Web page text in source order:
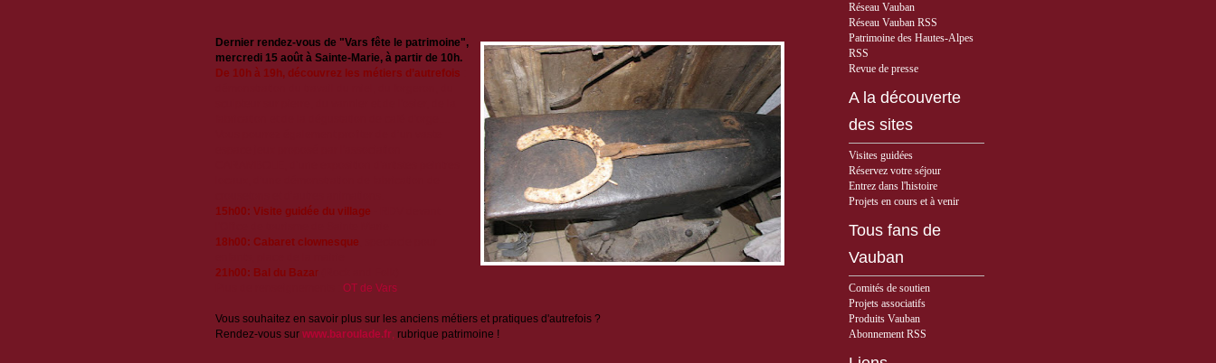
Dernier rendez-vous de "Vars fête le patrimoine",
mercredi 15 août à Sainte-Marie, à partir de 10h.
De 10h à 19h, découvrez les métiers d’autrefois
15h00: Visite guidée du village
18h00: Cabaret clownesque
21h00: Bal du Bazar(Rock and Folk)
OT de Vars
Vous souhaitez en savoir plus sur les anciens métiers et pratiques d'autrefois ?
Rendez-vous sur www.baroulade.fr, rubrique patrimoine !
Réseau Vauban
Réseau Vauban RSS
Patrimoine des Hautes-Alpes
RSS
Revue de presse
A la découverte
des sites
Visites guidées
Réservez votre séjour
Entrez dans l'histoire
Projets en cours et à venir
Tous fans de
Vauban
Comités de soutien
Projets associatifs
Produits Vauban
Abonnement RSS